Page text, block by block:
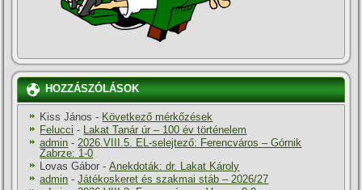
HOZZÁSZÓLÁSOK
Kiss János - Következő mérkőzések
Felucci - Lakat Tanár úr – 100 év történelem
admin -2026.VIII.5. EL-selejtező: Ferencváros – Górnik
Zabrze: 1-0
Lovas Gábor -Anekdoták: dr. Lakat Károly
admin -Játékoskeret és szakmai stáb – 2026/27